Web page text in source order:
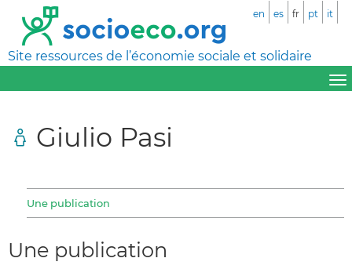
Site ressources de l’économie sociale et solidaire
en es fr pt it
Giulio Pasi
Une publication
Une publication